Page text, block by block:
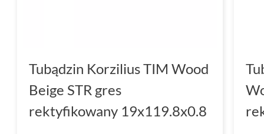
Tubądzin Korzilius TIM Wood
Beige STR gres
rektyfikowany 19x119.8x0.8